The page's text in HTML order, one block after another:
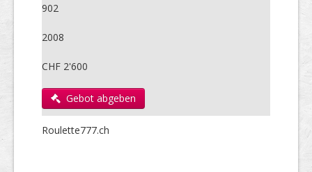
902
2008
CHF 2'600
Gebot abgeben
Roulette777.ch